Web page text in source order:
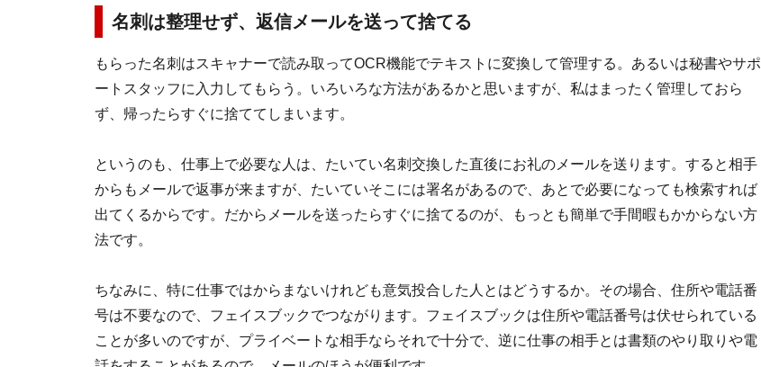
名刺は整理せず、返信メールを送って捨てる
もらった名刺はスキャナーで読み取ってOCR機能でテキストに変換して管理する。あるいは秘書やサポ
ートスタッフに入力してもらう。いろいろな方法があるかと思いますが、私はまったく管理しておら
ず、帰ったらすぐに捨ててしまいます。
というのも、仕事上で必要な人は、たいてい名刺交換した直後にお礼のメールを送ります。すると相手
からもメールで返事が来ますが、たいていそこには署名があるので、あとで必要になっても検索すれば
出てくるからです。だからメールを送ったらすぐに捨てるのが、もっとも簡単で手間暇もかからない方
法です。
ちなみに、特に仕事ではからまないけれども意気投合した人とはどうするか。その場合、住所や電話番
号は不要なので、フェイスブックでつながります。フェイスブックは住所や電話番号は伏せられている
ことが多いのですが、プライベートな相手ならそれで十分で、逆に仕事の相手とは書類のやり取りや電